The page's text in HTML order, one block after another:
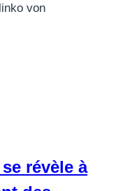
von
révèle à